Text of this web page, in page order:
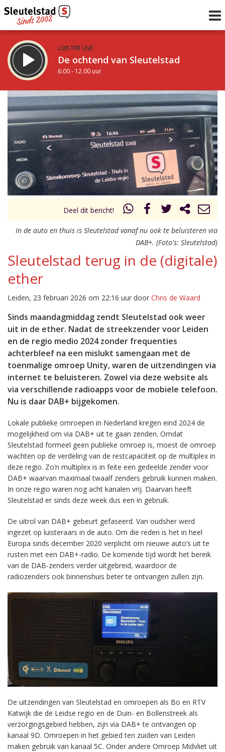
LUISTER LIVE:
De ochtend van Sleutelstad
6.00 - 12.00 uur
STRAKS:
De middag van Sleutelstad
12.00 - 19.00 uur
Vorig uur
uur 1 van 0 Volgend uur
Deel dit bericht!
In de auto en thuis is Sleutelstad vanaf nu ook te beluisteren via
DAB+. (Foto's: Sleutelstad)
Sleutelstad terug in de (digitale)
ether
Leiden, 23 februari 2026 om 22:16 uur door Chris de Waard
Sinds maandagmiddag zendt Sleutelstad ook weer
uit in de ether. Nadat de streekzender voor Leiden
en de regio medio 2024 zonder frequenties
achterbleef na een mislukt samengaan met de
toenmalige omroep Unity, waren de uitzendingen via
internet te beluisteren. Zowel via deze website als
via verschillende radioapps voor de mobiele telefoon.
Nu is daar DAB+ bijgekomen.
Lokale publieke omroepen in Nederland kregen eind 2024 de
mogelijkheid om via DAB+ uit te gaan zenden. Omdat
Sleutelstad formeel geen publieke omroep is, moest de omroep
wachten op de verdeling van de restcapaciteit op de multiplex in
deze regio. Zo’n multiplex is in feite een gedeelde zender voor
DAB+ waarvan maximaal twaalf zenders gebruik kunnen maken.
In onze regio waren nog acht kanalen vrij. Daarvan heeft
Sleutelstad er sinds deze week dus een in gebruik.
De uitrol van DAB+ gebeurt gefaseerd. Van oudsher werd
ingezet op luisteraars in de auto. Om die reden is het in heel
Europa sinds december 2020 verplicht om nieuwe auto’s uit te
rusten met een DAB+-radio. De komende tijd wordt het bereik
van de DAB-zenders verder uitgebreid, waardoor de
radiozenders ook binnenshuis beter te ontvangen zullen zijn.
De uitzendingen van Sleutelstad en omroepen als Bo en RTV
Katwijk die de Leidse regio en de Duin- en Bollenstreek als
verzorgingsgebied hebben, zijn via DAB+ te ontvangen op
kanaal 9D. Omroepen in het gebied ten zuiden van Leiden
maken gebruik van kanaal 5C. Onder andere Omroep Midvliet uit